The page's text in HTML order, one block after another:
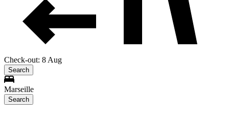
Check-out: 8 Aug
Search
Marseille
Search